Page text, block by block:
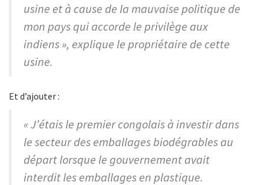
usine et à cause de la mauvaise politique de
mon pays qui accorde le privilège aux
indiens », explique le propriétaire de cette
usine.
Et d’ajouter :
« J’étais le premier congolais à investir dans
le secteur des emballages biodégrables au
départ lorsque le gouvernement avait
interdit les emballages en plastique.